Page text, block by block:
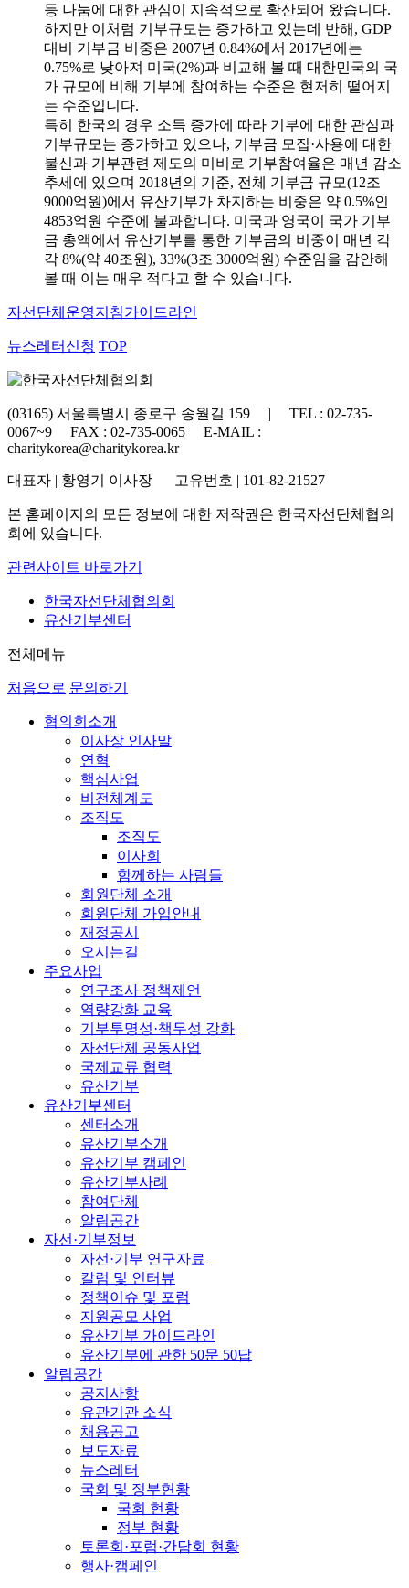
등 나눔에 대한 관심이 지속적으로 확산되어 왔습니다.
하지만 이처럼 기부규모는 증가하고 있는데 반해, GDP
대비 기부금 비중은 2007년 0.84%에서 2017년에는
0.75%로 낮아져 미국(2%)과 비교해 볼 때 대한민국의 국
가 규모에 비해 기부에 참여하는 수준은 현저히 떨어지
는 수준입니다.
특히 한국의 경우 소득 증가에 따라 기부에 대한 관심과
기부규모는 증가하고 있으나, 기부금 모집·사용에 대한
불신과 기부관련 제도의 미비로 기부참여율은 매년 감소
추세에 있으며 2018년의 기준, 전체 기부금 규모(12조
9000억원)에서 유산기부가 차지하는 비중은 약 0.5%인
4853억원 수준에 불과합니다. 미국과 영국이 국가 기부
금 총액에서 유산기부를 통한 기부금의 비중이 매년 각
각 8%(약 40조원), 33%(3조 3000억원) 수준임을 감안해
볼 때 이는 매우 적다고 할 수 있습니다.
자선단체 운영지침가이드라인
뉴스레터신청 TOP
(03165) 서울특별시 종로구 송월길 159 | TEL : 02-735-
0067~9 FAX : 02-735-0065 E-MAIL :
charitykorea@charitykorea.kr
대표자 | 황영기 이사장 고유번호 | 101-82-21527
본 홈페이지의 모든 정보에 대한 저작권은 한국자선단체협의
회에 있습니다.
관련사이트 바로가기
한국자선단체협의회
유산기부센터
전체메뉴
처음으로 문의하기
협의회소개
이사장 인사말
연혁
핵심사업
비전체계도
조직도
조직도
이사회
함께하는 사람들
회원단체 소개
회원단체 가입안내
재정공시
오시는길
주요사업
연구조사 정책제언
역량강화 교육
기부투명성·책무성 강화
자선단체 공동사업
국제교류 협력
유산기부
유산기부센터
센터소개
유산기부소개
유산기부 캠페인
유산기부사례
참여단체
알림공간
자선·기부정보
자선·기부 연구자료
칼럼 및 인터뷰
정책이슈 및 포럼
지원공모 사업
유산기부 가이드라인
유산기부에 관한 50문 50답
알림공간
공지사항
유관기관 소식
채용공고
보도자료
뉴스레터
국회 및 정부현황
국회 현황
정부 현황
토론회·포럼·간담회 현황
행사·캠페인